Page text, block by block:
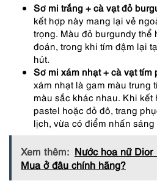
Sơ mi trắng + cà vạt đỏ
kết hợp này mang lại vẻ
trọng. Màu đỏ burgundy thể
đoán, trong khi tím đậm lại
hút.
Sơ mi xám nhạt + cà vạt tím
xám nhạt là gam màu trung
màu sắc khác nhau. Khi kết
pastel hoặc đỏ đô, trang
lịch, vừa có điểm nhấn sáng
Xem thêm: Nước hoa nữ
Mua ở đâu chính hãng?